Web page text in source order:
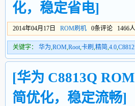
化，稳定省电]
2014年04月17日 ROM刷机 0条评论 1466
关键字： 华为,ROM,Root,卡刷 ,精简,4.0,C8812
[华为 C8813Q
简优化，稳定流畅]